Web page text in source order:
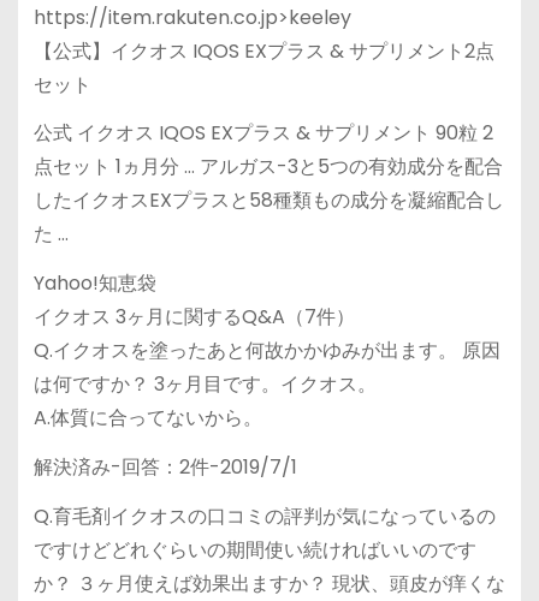
https://item.rakuten.co.jp>keeley
【公式】イクオス IQOS EXプラス & サプリメント2点
セット
公式 イクオス IQOS EXプラス & サプリメント 90粒 2
点セット 1ヵ月分 … アルガス-3と5つの有効成分を配合
したイクオスEXプラスと58種類もの成分を凝縮配合し
た …
Yahoo!知恵袋
イクオス 3ヶ月に関するQ&A（7件）
Q.イクオスを塗ったあと何故かかゆみが出ます。 原因
は何ですか？ 3ヶ月目です。イクオス。
A.体質に合ってないから。
解決済み-回答：2件-2019/7/1
Q.育毛剤イクオスの口コミの評判が気になっているの
ですけどどれぐらいの期間使い続ければいいのです
か？ ３ヶ月使えば効果出ますか？ 現状、頭皮が痒くな